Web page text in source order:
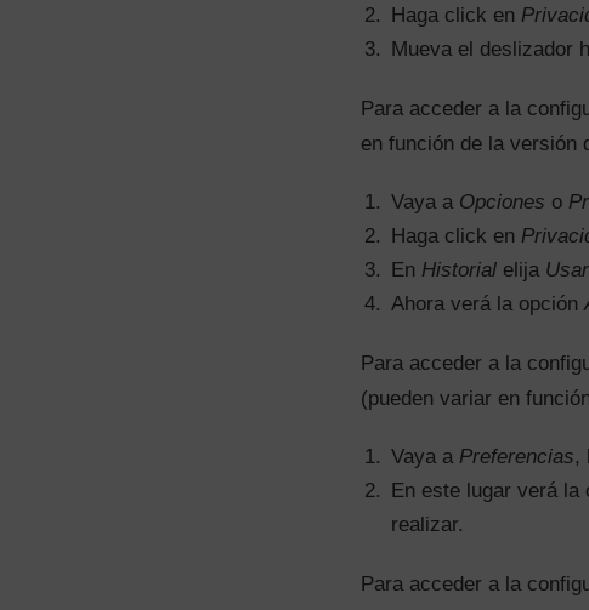
Haga click en
Mueva el deslizador
Para acceder a la
en función de la versión
Vaya a Opciones o
Haga click en
EnHistorial elija
Ahora verá la opción
Para acceder a la
(pueden variar en
Vaya aPreferencias,
En este lugar verá
realizar.
Para acceder a la